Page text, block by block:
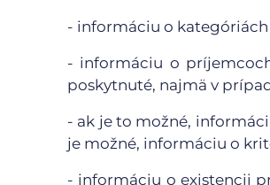
- informáciu o
- informáciu o
poskytnuté, najmä v
- ak je to možné,
je možné, informáciu o
- informáciu o existencii